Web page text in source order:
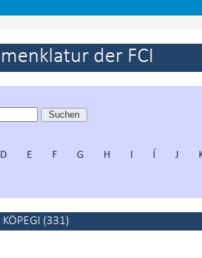
der FCI
D E F G H I Í J
(331)